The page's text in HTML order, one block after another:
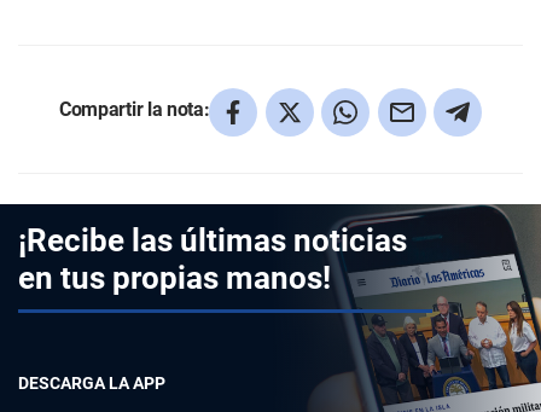
Compartir la nota:
¡Recibe las últimas noticias
en tus propias manos!
DESCARGA LA APP